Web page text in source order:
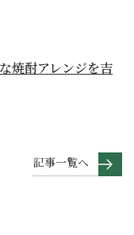
焼酎アレンジを吉
記事一覧へ